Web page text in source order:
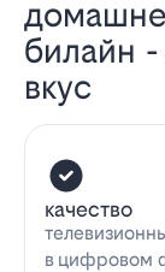
билайн
вкус
качество
в цифровом